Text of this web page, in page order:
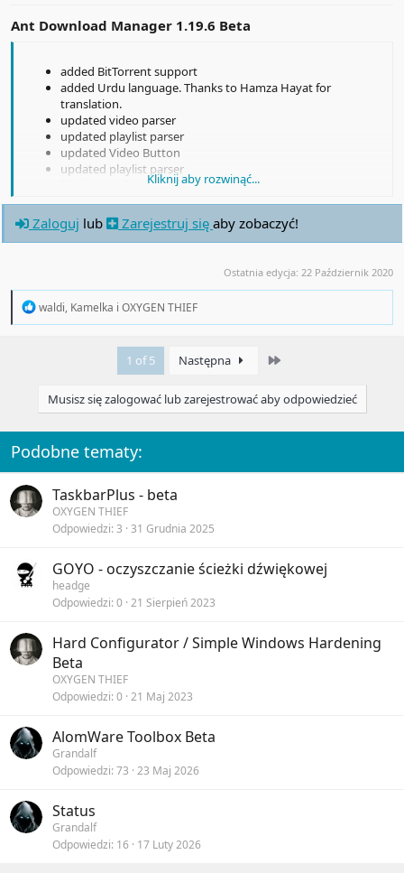
Ant Download Manager 1.19.6 Beta
added BitTorrent support
added Urdu language. Thanks to Hamza Hayat for
translation.
updated video parser
updated playlist parser
updated Video Button
updated playlist parser
fixed the software installer
fixed facebook video parser
fixed DASH-MPEG stream downloader
fixed start AntDM synchronization
fixed queue download scheduler settings
fixed capture cookies, referers, direct links in "Download All
Links with AntDM" form
Kliknij aby rozwinąć...
Zaloguj lub Zarejestruj się aby zobaczyć!
Ostatnia edycja: 22 Październik 2020
R
:
waldi, Kamelka i OXYGEN THIEF
1 of 5 Następna
Musisz się zalogować lub zarejestrować aby odpowiedzieć
Podobne tematy:
TaskbarPlus - beta
OXYGEN THIEF
Odpowiedzi 3 31 Grudnia 2025
GOYO - oczyszczanie ścieżki dźwiękowej
headge
Odpowiedzi 0 21 Sierpień 2023
Hard Configurator / Simple Windows Hardening
Beta
OXYGEN THIEF
Odpowiedzi 0 21 Maj 2023
AlomWare Toolbox Beta
Grandalf
Odpowiedzi 73 23 Maj 2026
Status
Grandalf
Odpowiedzi 16 17 Luty 2026